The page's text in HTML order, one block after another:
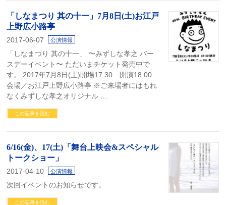
「しなまつり 其の十一」7月8日(土)お江戸
上野広小路亭
2017-06-07 公演情報
「しなまつり 其の十一」 〜みずしな孝之 バー
スデーイベント〜 ただいまチケット発売中で
す。 2017年7月8日(土)開場17:30 開演18:00
会場／お江戸上野広小路亭 ※ご来場者にはもれ
なくみずしな孝之オリジナル …
この記事を読む
6/16(金)、17(土)「舞台上映会&スペシャル
トークショー」
2017-04-10 公演情報
次回イベントのお知らせです。
この記事を読む